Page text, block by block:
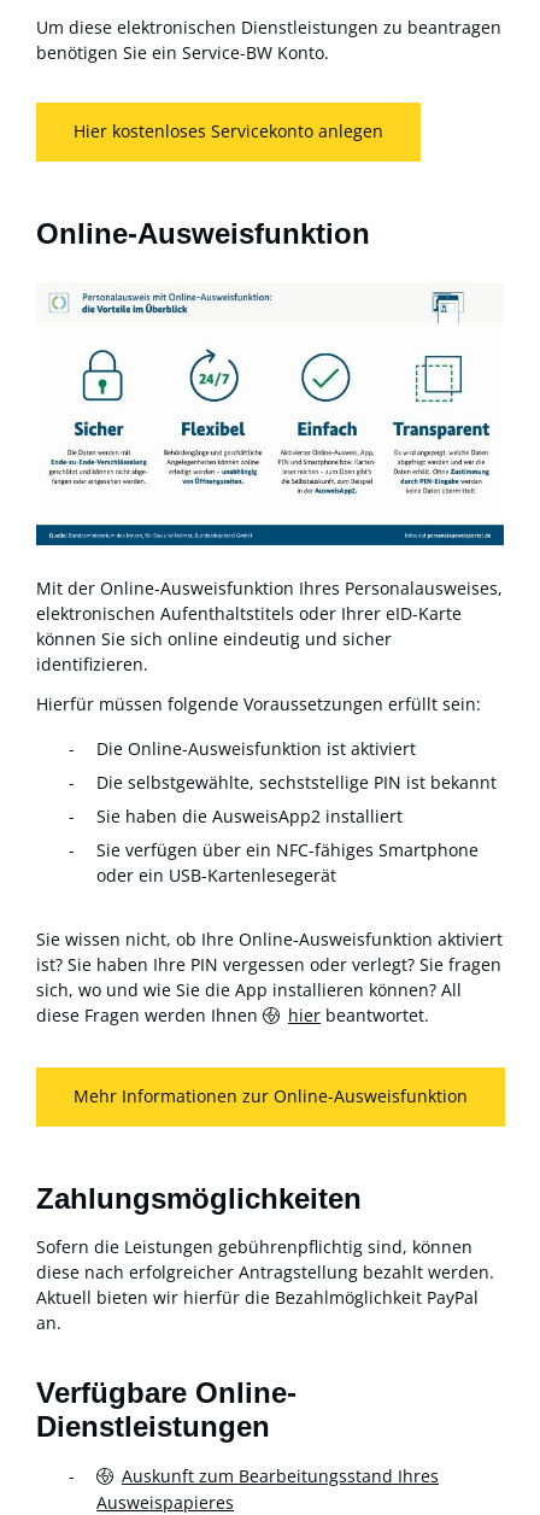
Um diese elektronischen Dienstleistungen zu beantragen
benötigen Sie ein Service-BW Konto.
Hier kostenloses Servicekonto anlegen
Online-Ausweisfunktion
Mit der Online-Ausweisfunktion Ihres Personalausweises,
elektronischen Aufenthaltstitels oder Ihrer eID-Karte
können Sie sich online eindeutig und sicher
identifizieren.
Hierfür müssen folgende Voraussetzungen erfüllt sein:
Die Online-Ausweisfunktion ist aktiviert
Die selbstgewählte, sechststellige PIN ist bekannt
Sie haben die AusweisApp2 installiert
Sie verfügen über ein NFC-fähiges Smartphone
oder ein USB-Kartenlesegerät
Sie wissen nicht, ob Ihre Online-Ausweisfunktion aktiviert
ist? Sie haben Ihre PIN vergessen oder verlegt? Sie fragen
sich, wo und wie Sie die App installieren können? All
diese Fragen werden Ihnen
hier beantwortet.
Mehr Informationen zur Online-Ausweisfunktion
Zahlungsmöglichkeiten
Sofern die Leistungen gebührenpflichtig sind, können
diese nach erfolgreicher Antragstellung bezahlt werden.
Aktuell bieten wir hierfür die Bezahlmöglichkeit PayPal
an.
Verfügbare Online-
Dienstleistungen
Auskunft zum Bearbeitungsstand Ihres
Ausweispapieres